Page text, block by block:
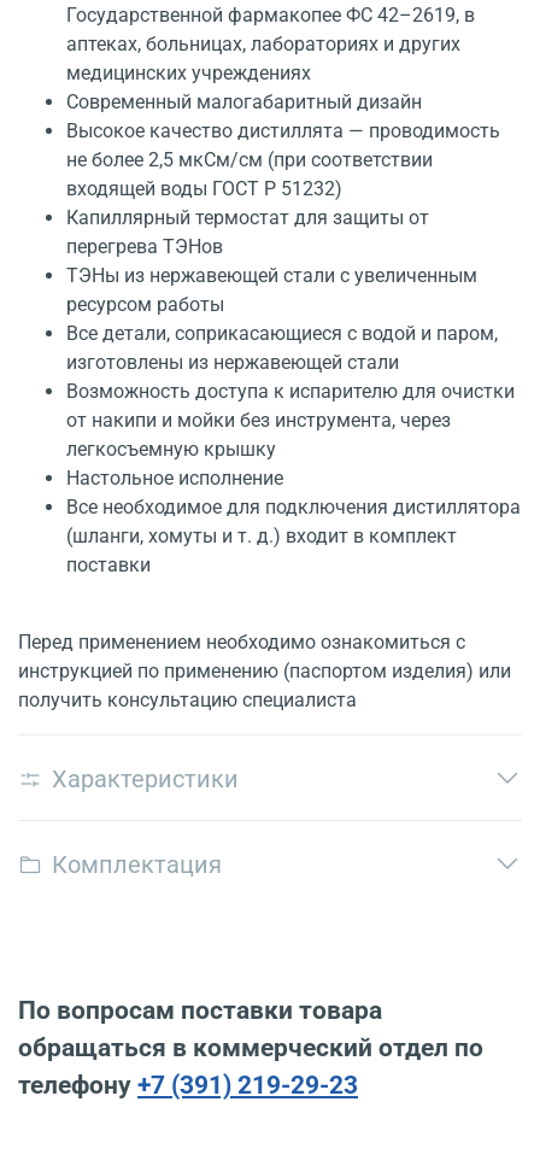
Государственной фармакопее ФС 42–2619, в
аптеках, больницах, лабораториях и других
медицинских учреждениях
Современный малогабаритный дизайн
Высокое качество дистиллята — проводимость
не более 2,5 мкСм/см (при соответствии
входящей воды ГОСТ Р 51232)
Капиллярный термостат для защиты от
перегрева ТЭНов
ТЭНы из нержавеющей стали с увеличенным
ресурсом работы
Все детали, соприкасающиеся с водой и паром,
изготовлены из нержавеющей стали
Возможность доступа к испарителю для очистки
от накипи и мойки без инструмента, через
легкосъемную крышку
Настольное исполнение
Все необходимое для подключения дистиллятора
(шланги, хомуты и т. д.) входит в комплект
поставки
Перед применением необходимо ознакомиться с
инструкцией по применению (паспортом изделия) или
получить консультацию специалиста
Характеристики
Комплектация
По вопросам поставки товара
обращаться в коммерческий отдел по
телефону +7 (391) 219-29-23